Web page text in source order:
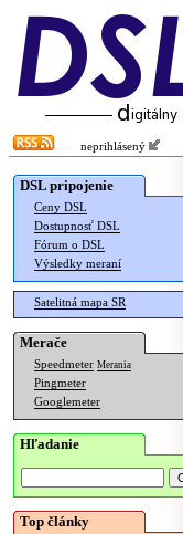
neprihlásený
DSL pripojenie
Ceny DSL
Dostupnosť DSL
Fórum o DSL
Výsledky meraní
Satelitná mapa SR
Merače
Speedmeter Merania
Pingmeter
Googlemeter
Hľadanie
Top články